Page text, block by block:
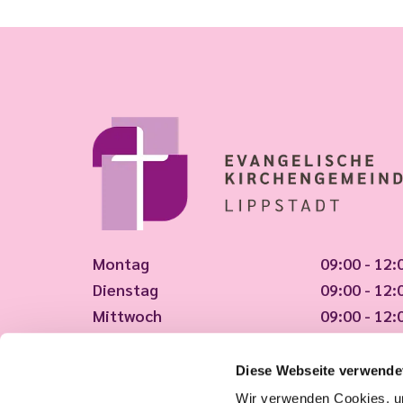
Diese Webseite
Wir verwenden Cookies,
Montag
09:00 -
Dienstag
09:00 -
Mittwoch
09:00 -
09:00 -
Tut uns leid, wir haben geschlossen!